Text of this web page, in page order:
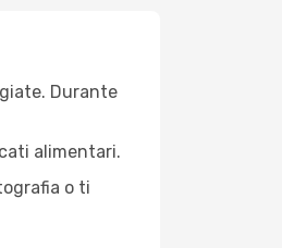
Durante
alimentari.
o ti